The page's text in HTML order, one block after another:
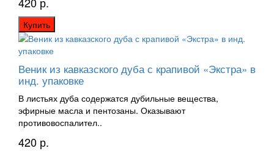
Купить
Веник из кавказского дуба с крапивой «Экстра» в
инд. упаковке
В листьях дуба содержатся дубильные вещества,
эфирные масла и пентозаны. Оказывают
противовоспалител..
420 р.